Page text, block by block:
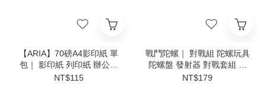
【ARIA】70磅A4影印紙 單
包｜ 影印紙 列印紙 辦公用
紙 高白度 不卡紙 雙面列印
NT$115
戰鬥陀螺｜ 對戰組 陀螺玩具
陀螺盤 發射器 對戰套組 競
技陀螺 親子互動 兒童玩具
NT$179